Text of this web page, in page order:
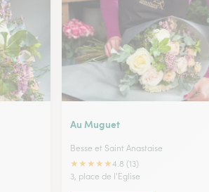
Au Muguet
Besse et Saint Anastaise
★★★★★4.8 (13)
3, place de l'Eglise